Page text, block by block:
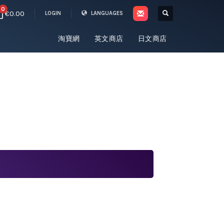
0€0.00 LOGIN LANGUAGES
淘寶網 英文商店 日文商店